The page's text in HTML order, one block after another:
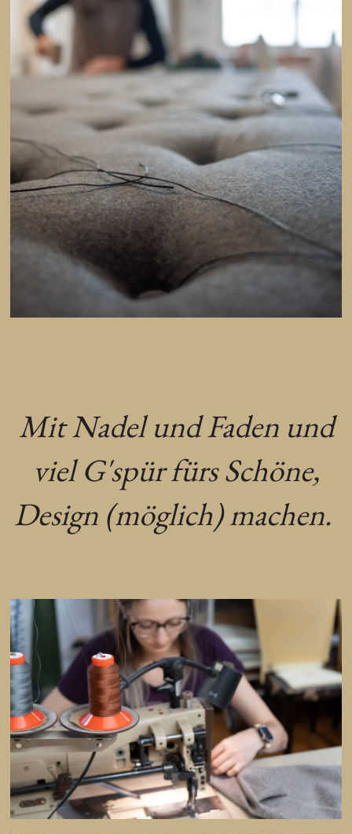
Mit Nadel und Faden und
viel G'spür fürs Schöne,
Design (möglich) machen.